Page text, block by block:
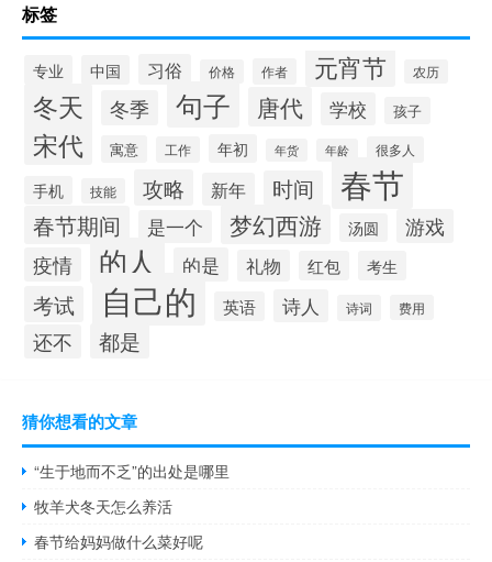
标签
专业 中国 习俗 价格 作者 元宵节 农历
冬天 冬季 句子 唐代 学校 孩子
宋代 寓意 工作 年初 年货 年龄 很多人
手机 技能 攻略 新年 时间 春节
春节期间 是一个 梦幻西游 汤圆
游戏
疫情
的人 的是 礼物 红包 考生
考试 自己的 英语 诗人 诗词 费用
还不 都是
猜你想看的文章
“生于地而不乏”的出处是哪里
牧羊犬冬天怎么养活
春节给妈妈做什么菜好呢